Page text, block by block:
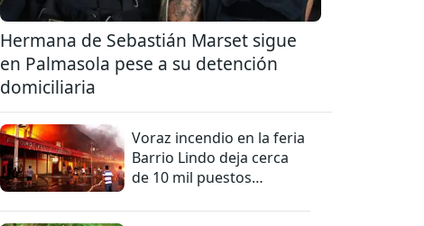
Hermana de Sebastián Marset sigue
en Palmasola pese a su detención
domiciliaria
Voraz incendio en la feria
Barrio Lindo deja cerca
de 10 mil puestos